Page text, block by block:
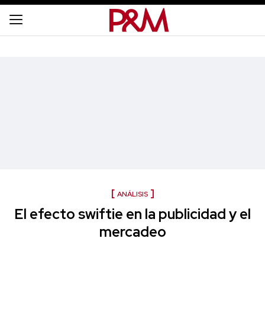
ANÁLISIS
El efecto swiftie en la publicidad y el
mercadeo